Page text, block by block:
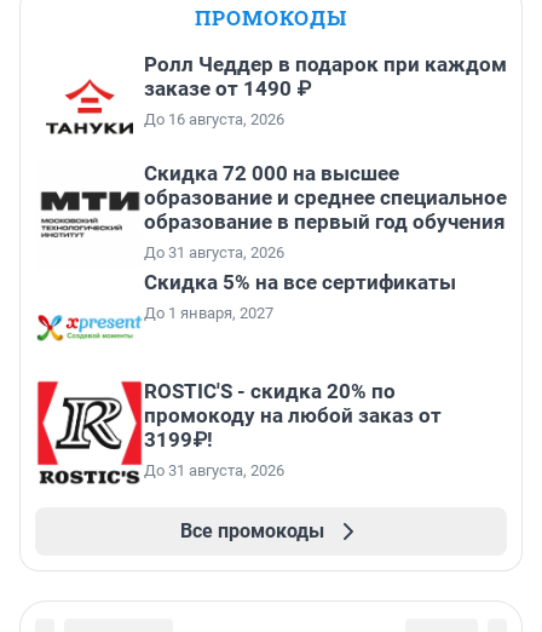
ПРОМОКОДЫ
Ролл Чеддер в подарок при каждом
заказе от 1490 ₽
До 16 августа, 2026
Скидка 72 000 на высшее
образование и среднее специальное
образование в первый год обучения
До 31 августа, 2026
Скидка 5% на все сертификаты
До 1 января, 2027
ROSTIC'S - скидка 20% по
промокоду на любой заказ от
3199₽!
До 31 августа, 2026
Все промокоды